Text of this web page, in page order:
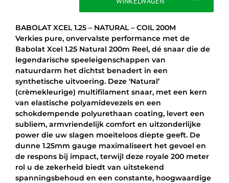
NATURAL
BABOLAT XCEL 1.25 – NATURAL – COIL 200M
Verkies pure, onvervalste performance met de
Babolat Xcel 1.25 Natural 200m Reel, dé snaar die de
legendarische speeleigenschappen van
natuurdarm het dichtst benadert in een
synthetische uitvoering. Deze ‘Natural’
(crèmekleurige) multifilament snaar, met een kern
van elastische polyamidevezels en een
schokdempende polyurethaan coating, levert een
subliem, armvriendelijk comfort en uitzonderlijke
power die uw slagen moeiteloos diepte geeft. De
dunne 1.25mm gauge maximaliseert het gevoel en
de respons bij impact, terwijl deze royale 200 meter
rol u de zekerheid biedt van uitstekend
spanningsbehoud en een constante, hoogwaardige